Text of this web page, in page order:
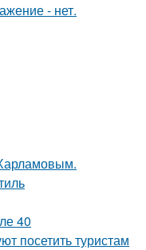
- нет.
40
посетить туристам